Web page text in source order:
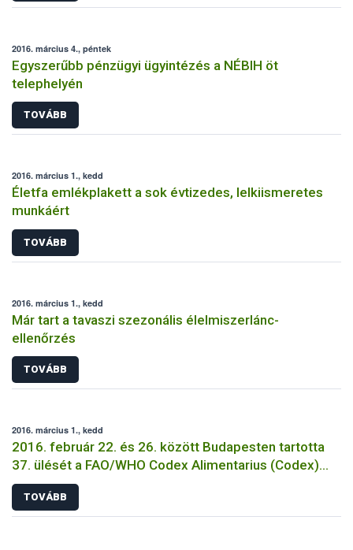
2016. március 4., péntek
Egyszerűbb pénzügyi ügyintézés a NÉBIH öt
telephelyén
TOVÁBB
2016. március 1., kedd
Életfa emlékplakett a sok évtizedes, lelkiismeretes
munkáért
TOVÁBB
2016. március 1., kedd
Már tart a tavaszi szezonális élelmiszerlánc-
ellenőrzés
TOVÁBB
2016. március 1., kedd
2016. február 22. és 26. között Budapesten tartotta
37. ülését a FAO/WHO Codex Alimentarius (Codex)
Analitikai és Mintavételi Módszerek szakbizottsága
(CCMAS)
TOVÁBB